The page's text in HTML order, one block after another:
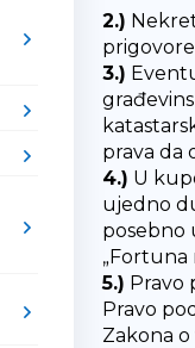
2.)
3.)
prava da
4.) U
ujedno
posebno
„Fortuna
5.) Pravo
Pravo
Zakona o